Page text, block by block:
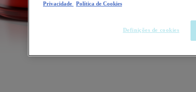
Privacidade
Política de Cookies
Definições de cookies